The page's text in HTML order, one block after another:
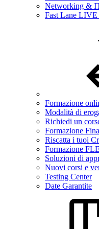
Networking &
Fast Lane
Formazione
Modalità di
Richiedi un
Formazione
Riscatta i tuoi
Formazione
Soluzioni di
Nuovi corsi e
Testing Center
Date Garantite